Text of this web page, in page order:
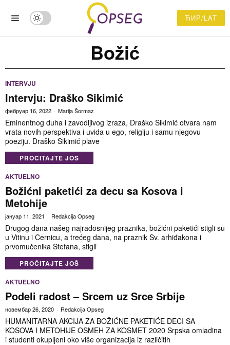
ЋИР/LAT
Božić
INTERVJU
Intervju: Draško Sikimić
фебруар 16, 2022 Marija Šormaz
Eminentnog duha i zavodljivog izraza, Draško Sikimić otvara nam
vrata novih perspektiva i uvida u ego, religiju i samu njegovu
poeziju. Draško Sikimić plave
PROČITAJTE JOŠ
AKTUELNO
Božićni paketići za decu sa Kosova i
Metohije
јануар 11, 2021 Redakcija Opseg
Drugog dana našeg najradosnijeg praznika, božićni paketići stigli su
u Vitinu i Cernicu, a trećeg dana, na praznik Sv. arhiđakona i
prvomučenika Stefana, stigli
PROČITAJTE JOŠ
AKTUELNO
Podeli radost – Srcem uz Srce Srbije
новембар 26, 2020 Redakcija Opseg
HUMANITARNA AKCIJA ZA BOŽIĆNE PAKETIĆE DECI SA
KOSOVA I METOHIJE OSMEH ZA KOSMET 2020 Srpska omladina
i studenti okupljeni oko više organizacija iz različitih